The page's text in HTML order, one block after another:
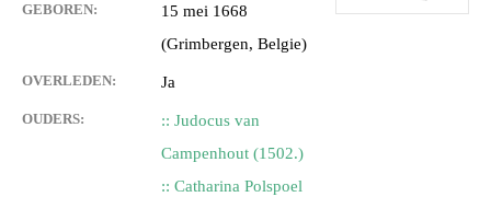
GEBOREN:
15 mei 1668
(Grimbergen, Belgie)
OVERLEDEN: Ja
OUDERS:
:: Judocus van
Campenhout (1502.)
:: Catharina Polspoel